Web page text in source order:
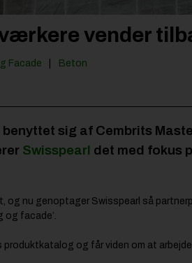
vender
Facade Beton
sig af Cembrits
Swisspearl det med fokus
nu genoptager Swisspearl så
og facade’.
og får viden om at